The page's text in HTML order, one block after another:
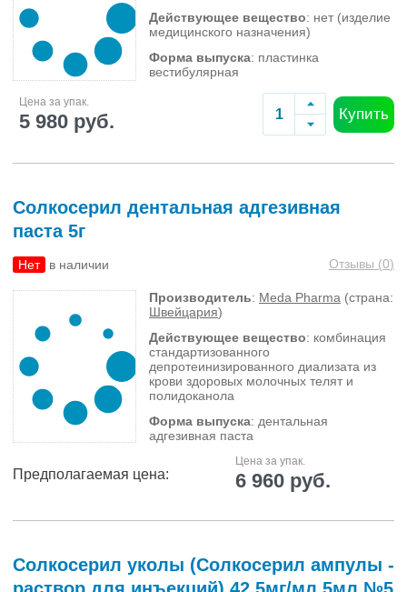
Действующее вещество: нет (изделие
медицинского назначения)
Форма выпуска: пластинка
вестибулярная
Цена за упак.
5 980 руб. Купить
Солкосерил дентальная адгезивная
паста 5г
Нет в наличии Отзывы (0)
Производитель: Meda Pharma (страна:
Швейцария)
Действующее вещество: комбинация
стандартизованного
депротеинизированного диализата из
крови здоровых молочных телят и
полидоканола
Форма выпуска: дентальная
адгезивная паста
Предполагаемая цена:
Цена за упак.
6 960 руб.
Солкосерил уколы (Солкосерил ампулы -